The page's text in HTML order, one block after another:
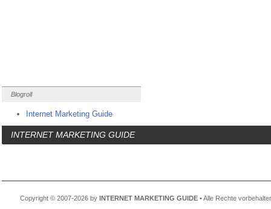
Blogroll
Internet Marketing Guide
INTERNET MARKETING GUIDE
Copyright © 2007-2026 by INTERNET MARKETING GUIDE• Alle Rechte